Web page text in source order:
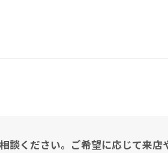
ください。ご希望に応じて来店